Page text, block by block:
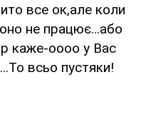
все ок,але коли
не працює…або
каже-оооо у Вас
всьо пустяки!